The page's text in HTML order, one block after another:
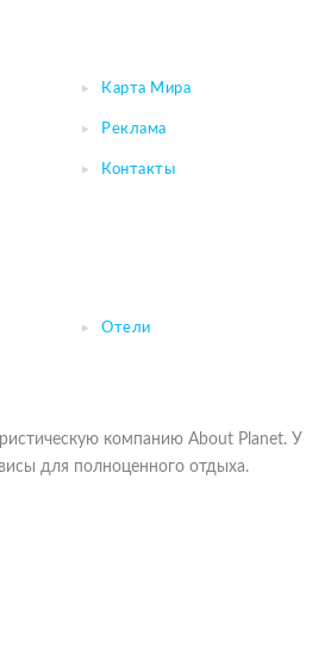
Карта Мира
Реклама
Контакты
Отели
компанию About Planet. У
для полноценного отдыха.